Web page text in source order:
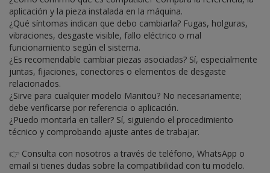
aplicación y la pieza instalada en la máquina.
¿Qué síntomas indican que debo cambiarla? Fugas, holguras,
vibraciones, desgaste visible, fallo eléctrico o mal
funcionamiento según el sistema.
¿Es recomendable cambiar piezas asociadas? Sí, especialmente
juntas, fijaciones, conectores o elementos de desgaste
relacionados.
¿Sirve para cualquier modelo Manitou? No necesariamente;
debe verificarse por referencia o aplicación.
¿Puedo montarla en taller? Sí, siguiendo el procedimiento
técnico y comprobando ajuste antes de trabajar.
👉 Consulta con nosotros a través de teléfono, WhatsApp o
email si tienes dudas sobre la compatibilidad con tu modelo.